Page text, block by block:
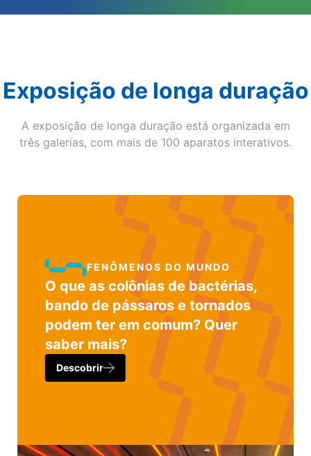
Exposição de longa duração
A exposição de longa duração está organizada em
três galerias, com mais de 100 aparatos interativos.
FENÔMENOS DO MUNDO
O que as colônias de bactérias,
bando de pássaros e tornados
podem ter em comum? Quer
saber mais?
Descobrir